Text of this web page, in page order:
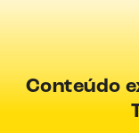
Conteúdo